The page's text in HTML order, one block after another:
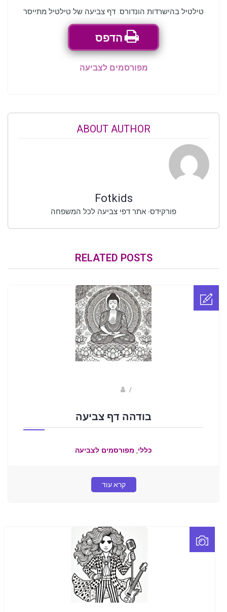
טילטיל בהישרדות הונדורס. דף צביעה של טילטיל מתייסר
הדפס
מפורסמים לצביעה
ABOUT AUTHOR
Fotkids
פורקידס- אתר דפי צביעה לכל המשפחה
RELATED POSTS
/
בודהה דף צביעה
כללי, מפורסמים לצביעה
קרא עוד